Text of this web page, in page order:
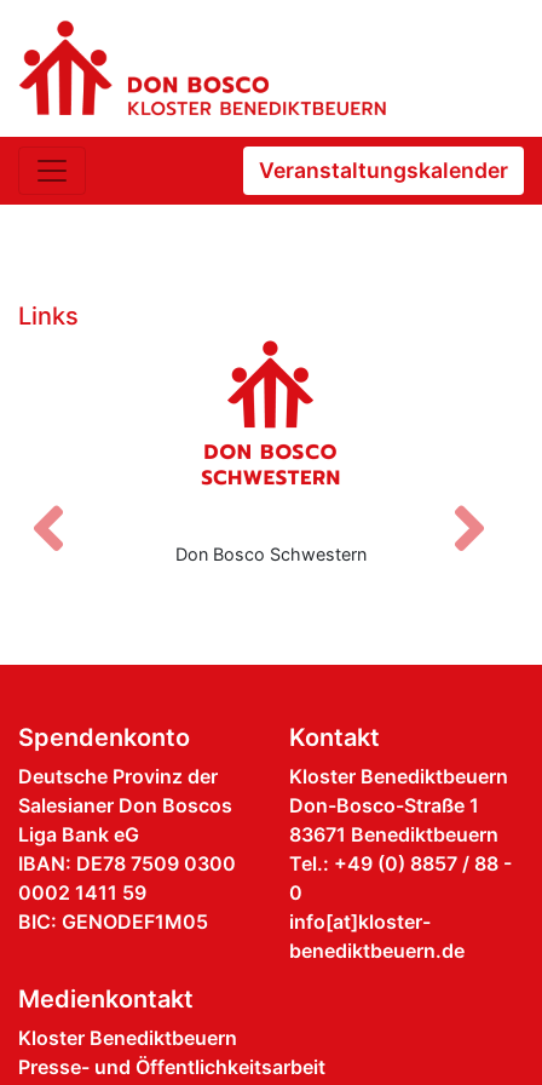
Veranstaltungskalender
Links
Don Bosco Schwestern
Zurück
Spendenkonto
Deutsche Provinz der
Salesianer Don Boscos
Liga Bank eG
IBAN: DE78 7509 0300
0002 1411 59
BIC: GENODEF1M05
Kontakt
Kloster Benediktbeuern
Don-Bosco-Straße 1
83671 Benediktbeuern
Tel.: +49 (0) 8857 / 88 -
0
info[at]kloster-
benediktbeuern.de
Medienkontakt
Kloster Benediktbeuern
Presse- und Öffentlichkeitsarbeit